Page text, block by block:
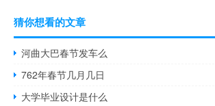
猜你想看的文章
河曲大巴春节发车么
762年春节几月几日
大学毕业设计是什么